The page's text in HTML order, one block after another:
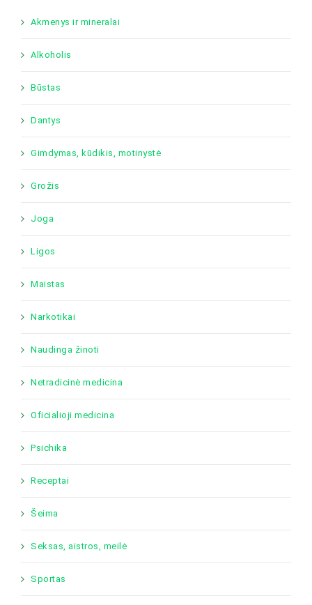
Akmenys ir mineralai
Alkoholis
Būstas
Dantys
Gimdymas, kūdikis, motinystė
Grožis
Joga
Ligos
Maistas
Narkotikai
Naudinga žinoti
Netradicinė medicina
Oficialioji medicina
Psichika
Receptai
Šeima
Seksas, aistros, meilė
Sportas